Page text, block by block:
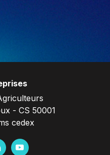
- CS 50001
cedex